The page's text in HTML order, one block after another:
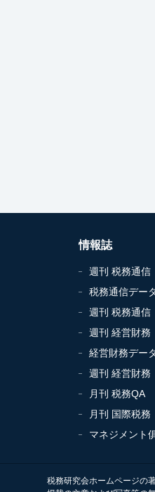
情報誌
週刊 税務通信
税務通信デー
週刊 税務通信
週刊 経営財務
経営財務デー
週刊 経営財務
月刊 税務QA
月刊 国際税務
マネジメント
税務研究会ホームページの